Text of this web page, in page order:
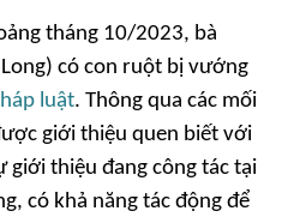
tháng 10/2023, bà
có con ruột bị vướng
luật. Thông qua các mối
giới thiệu quen biết với
giới thiệu đang công tác tại
có khả năng tác động để